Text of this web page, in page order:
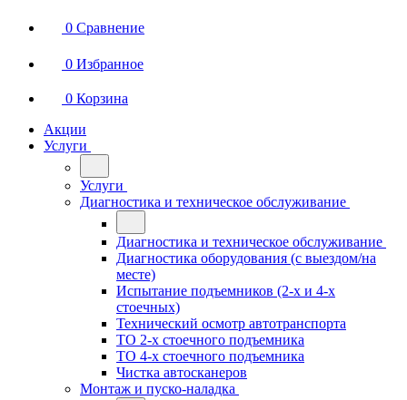
0 Сравнение
0 Избранное
0 Корзина
Акции
Услуги
Услуги
Диагностика и техническое обслуживание
Диагностика и техническое обслуживание
Диагностика оборудования (с выездом/на
месте)
Испытание подъемников (2-х и 4-х
стоечных)
Технический осмотр автотранспорта
ТО 2-х стоечного подъемника
ТО 4-х стоечного подъемника
Чистка автосканеров
Монтаж и пуско-наладка